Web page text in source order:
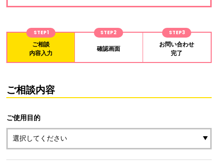
STEP1
ご相談
内容入力
STEP2
確認画面
STEP3
お問い合わせ
完了
ご相談内容
ご使用目的